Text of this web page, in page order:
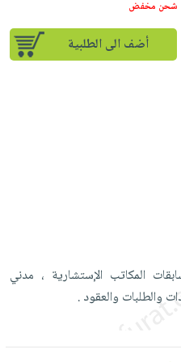
شحن مخفض
أضف الى الطلبية
المكاتب الإستشارية ، مدني
والطلبات والعقود .